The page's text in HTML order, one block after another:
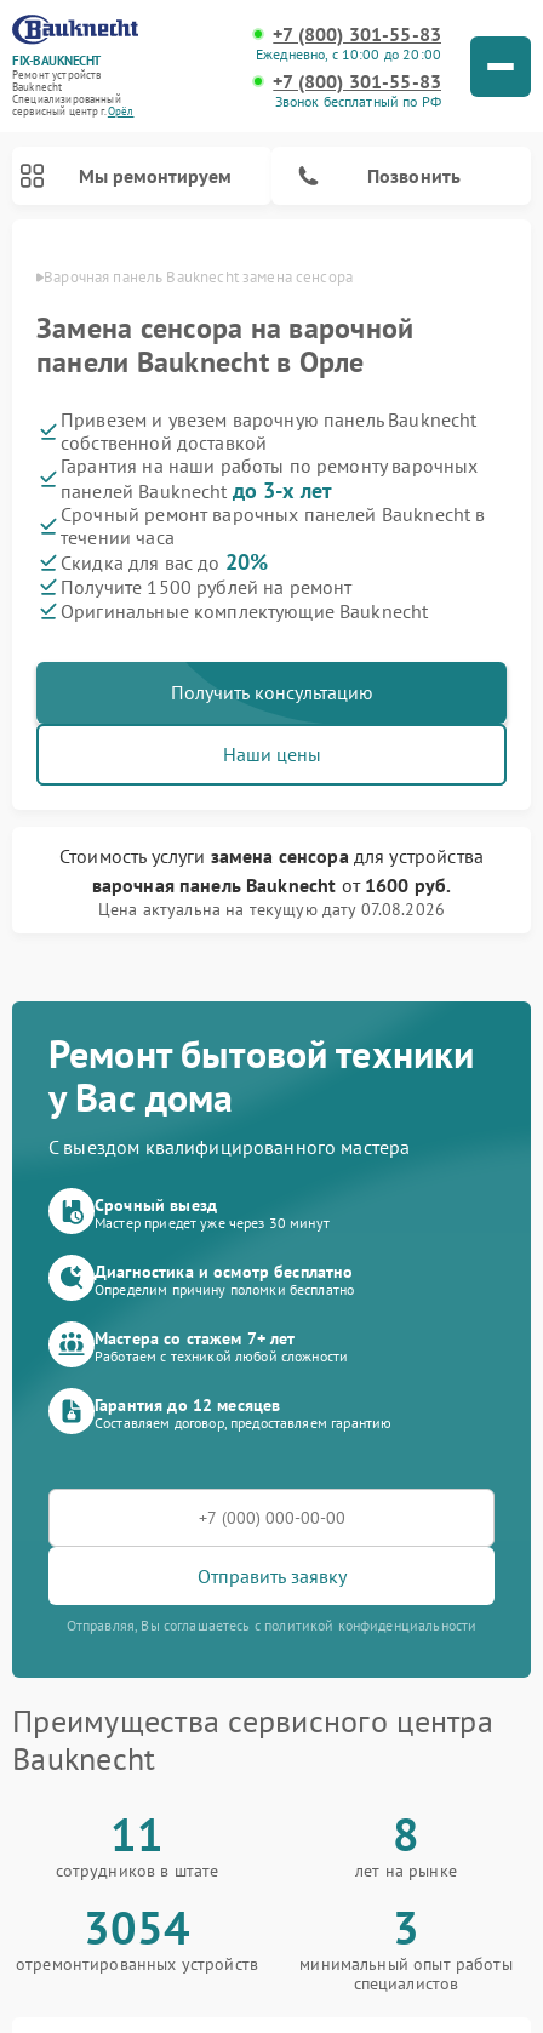
FIX-BAUKNECHT
Ремонт устройств
Bauknecht
Специализированный
cервисный центр г.Орёл
+7 (800) 301-55-83
Ежедневно, с 10:00 до 20:00
+7 (800) 301-55-83
Звонок бесплатный по РФ
Мы ремонтируем Позвонить
Варочная панель Bauknecht замена сенсора
Замена сенсора на варочной
панели Bauknecht в Орле
Привезем и увезем варочную панель Bauknecht
собственной доставкой
Гарантия на наши работы по ремонту варочных
панелей Bauknecht до 3-х лет
Срочный ремонт варочных панелей Bauknecht в
течении часа
Скидка для вас до 20%
Получите 1500 рублей на ремонт
Оригинальные комплектующие Bauknecht
Получить консультацию
Наши цены
Стоимость услуги замена сенсорадля устройства
варочная панель Bauknecht от 1600 руб.
Цена актуальна на текущую дату 07.08.2026
Ремонт бытовой техники
у Вас дома
С выездом квалифицированного мастера
Срочный выезд
Мастер приедет уже через 30 минут
Диагностика и осмотр бесплатно
Определим причину поломки бесплатно
Мастера со стажем 7+ лет
Работаем с техникой любой сложности
Гарантия до 12 месяцев
Составляем договор, предоставляем гарантию
Отправить заявку
Отправляя, Вы соглашаетесь с политикой конфиденциальности
Преимущества сервисного центра
Bauknecht
11
сотрудников в штате
8
лет на рынке
3054
отремонтированных устройств
3
минимальный опыт работы
специалистов